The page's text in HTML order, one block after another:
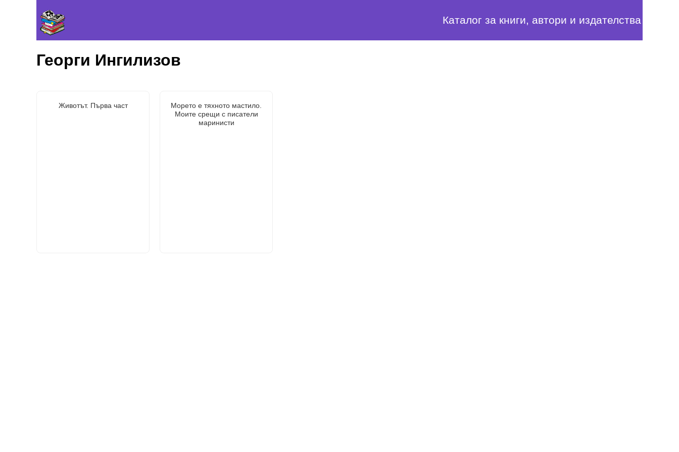
Каталог за книги, автори и издателства
Георги Ингилизов
Животът. Първа част
Морето е тяхното мастило.
Моите срещи с писатели
маринисти